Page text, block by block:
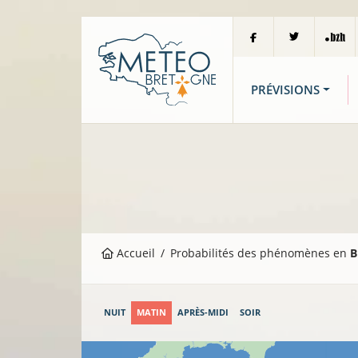
PRÉVISIONS
Accueil Probabilités des phénomènes en
NUIT MATIN APRÈS-MIDI SOIR